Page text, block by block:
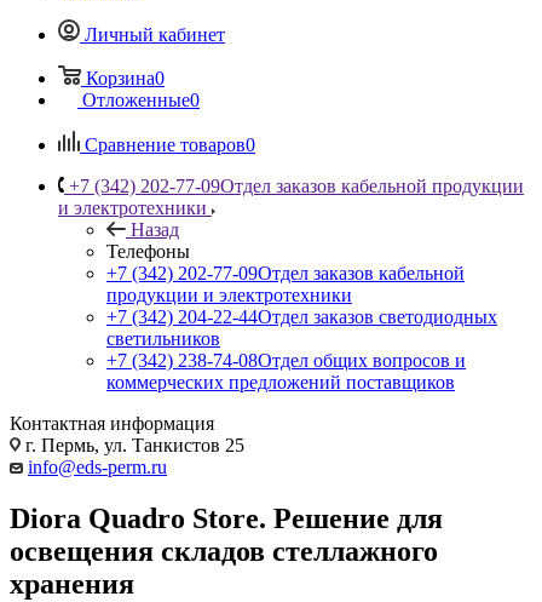
Личный кабинет
Корзина0
Отложенные0
Сравнение товаров0
+7 (342) 202-77-09Отдел заказов кабельной продукции
и электротехники
Назад
Телефоны
+7 (342) 202-77-09Отдел заказов кабельной
продукции и электротехники
+7 (342) 204-22-44Отдел заказов светодиодных
светильников
+7 (342) 238-74-08Отдел общих вопросов и
коммерческих предложений поставщиков
Контактная информация
г. Пермь, ул. Танкистов 25
info@eds-perm.ru
Diora Quadro Store. Решение для
освещения складов стеллажного
хранения